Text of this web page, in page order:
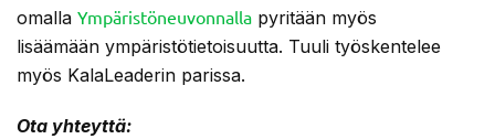
omalla Ympäristöneuvonnalla pyritään myös
lisäämään ympäristötietoisuutta. Tuuli työskentelee
myös KalaLeaderin parissa.
Ota yhteyttä: